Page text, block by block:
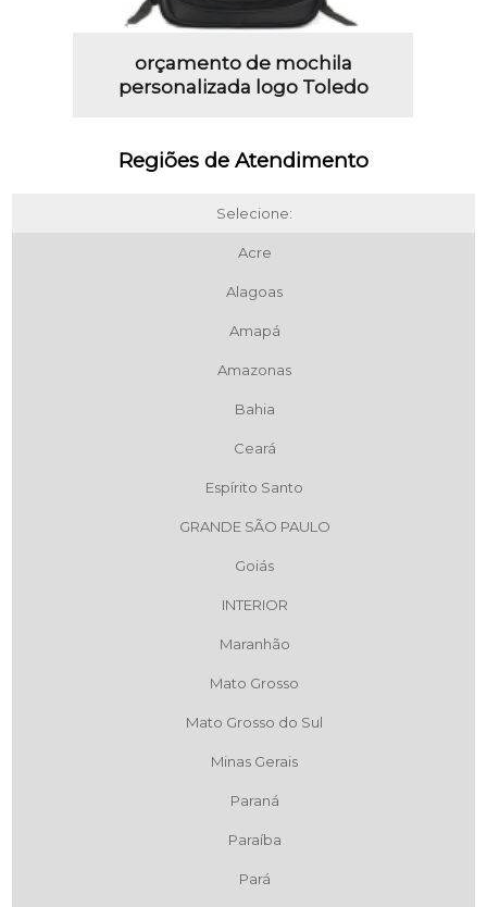
orçamento de mochila
personalizada logo Toledo
Regiões de Atendimento
Selecione:
Acre
Alagoas
Amapá
Amazonas
Bahia
Ceará
Espírito Santo
GRANDE SÃO PAULO
Goiás
INTERIOR
Maranhão
Mato Grosso
Mato Grosso do Sul
Minas Gerais
Paraná
Paraíba
Pará